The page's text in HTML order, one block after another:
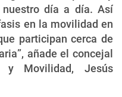
nuestro día a día. Así
en la movilidad en
participan cerca de
añade el concejal
y Movilidad, Jesús